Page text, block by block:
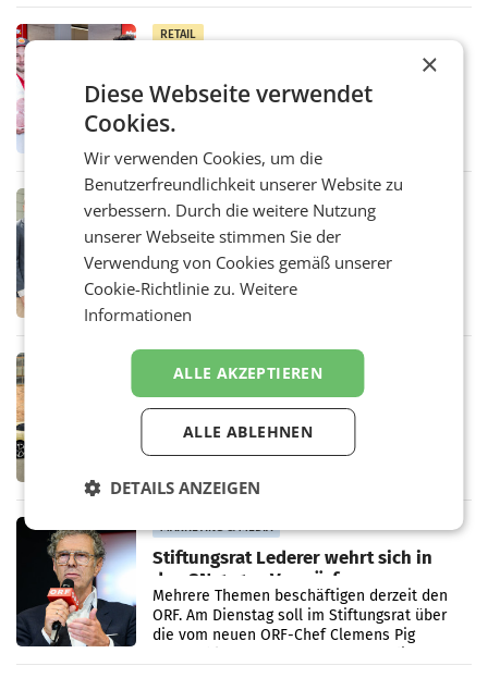
„Kreislauf-Helden“ in allen österreichischen
Müller-Filialen
RETAIL
Penny modernisiert zwei Filialen in
Ober- und Niederösterreich
WIENER NEUDORF. – Im Rahmen einer
laufenden Modernisierungsoffensive
Oberösterreich. Die beiden Standorte liegen
in Haag sowie im rund
Alles bereit für den Wechsel: Jürgen
Albrecht setzt ab 1.1.2027 auf Adeg
WIENER NEUDORF. – Die geplante
Zusammenarbeit zwischen Adeg und dem
kartellrechtlich freigegeben: Die
Rekordergebnis im Juli: Leapmotor
verdoppelt Auslieferungen und
überschreitet die 100.000er-Marke
– Im Juli 2026 erreichte Leapmotor einen
wichtigen Meilenstein und lieferte weltweit
101.267 Fahrzeuge aus, womit sich das
Ergebnis gegenüber Juli 2025 mehr als
MARKETING & MEDIA
Stiftungsrat Lederer wehrt sich in
den SN gegen Vorwürfe
Mehrere Themen beschäftigen derzeit den
ORF. Am Dienstag soll im Stiftungsrat über
die vom neuen ORF-Chef Clemens Pig
×
Diese Webseite verwendet
Cookies.
Wir verwenden Cookies, um die
Benutzerfreundlichkeit unserer Website zu
verbessern. Durch die weitere Nutzung
unserer Webseite stimmen Sie der
Verwendung von Cookies gemäß unserer
Cookie-Richtlinie zu.Weitere
Informationen
ALLE AKZEPTIEREN
ALLE ABLEHNEN
DETAILS ANZEIGEN